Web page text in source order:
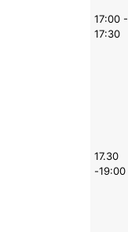
17:00 -
17:30
17.30
-19:00